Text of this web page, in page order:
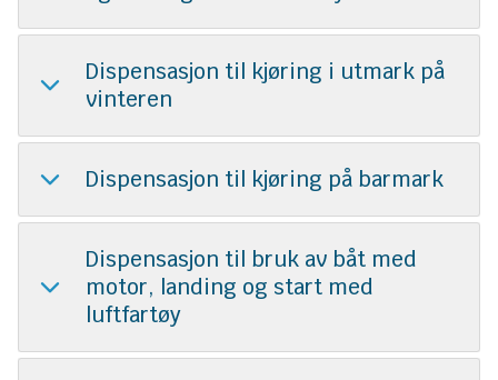
Dispensasjon til kjøring i utmark på
vinteren
Dispensasjon til kjøring på barmark
Dispensasjon til bruk av båt med
motor, landing og start med
luftfartøy